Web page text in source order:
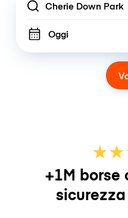
Location
Oggi
★★
+1M borse
sicurezza